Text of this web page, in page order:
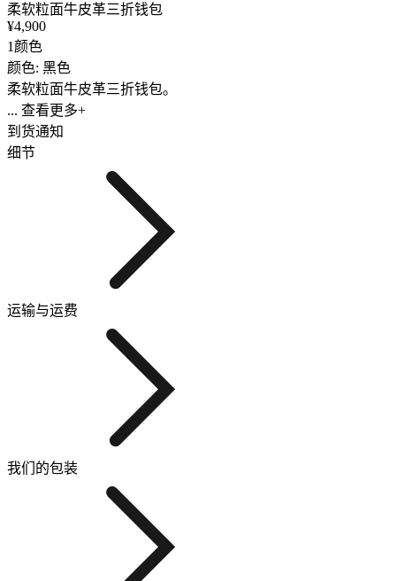
柔软粒面牛皮革三折钱包
¥4,900
1颜色
颜色: 黑色
柔软粒面牛皮革三折钱包。
... 查看更多+
到货通知
细节
运输与运费
我们的包装